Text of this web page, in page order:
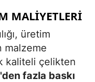
MALIYETLERI
üretim
malzeme
kaliteli çelikten
fazla baskı